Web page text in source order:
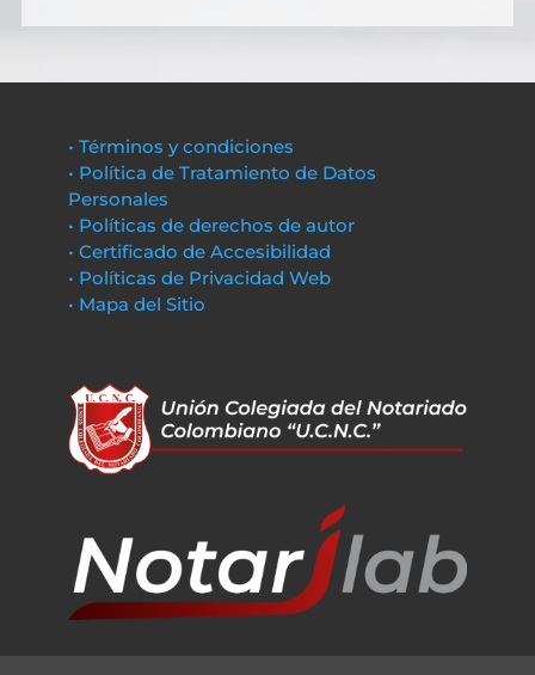
• Términos y condiciones
• Política de Tratamiento de Datos
Personales
• Políticas de derechos de autor
• Certificado de Accesibilidad
• Políticas de Privacidad Web
• Mapa del Sitio